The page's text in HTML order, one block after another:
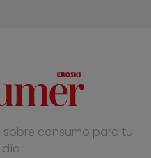
consumo para tu